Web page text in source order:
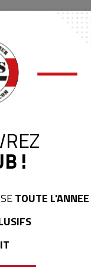
!
TOUTE L'ANNEE